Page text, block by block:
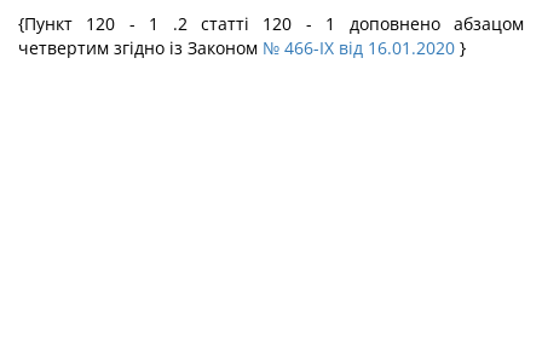
{Пункт 120 - 1 .2 статті 120 - 1 доповнено абзацом
четвертим згідно із Законом № 466-IX від 16.01.2020 }